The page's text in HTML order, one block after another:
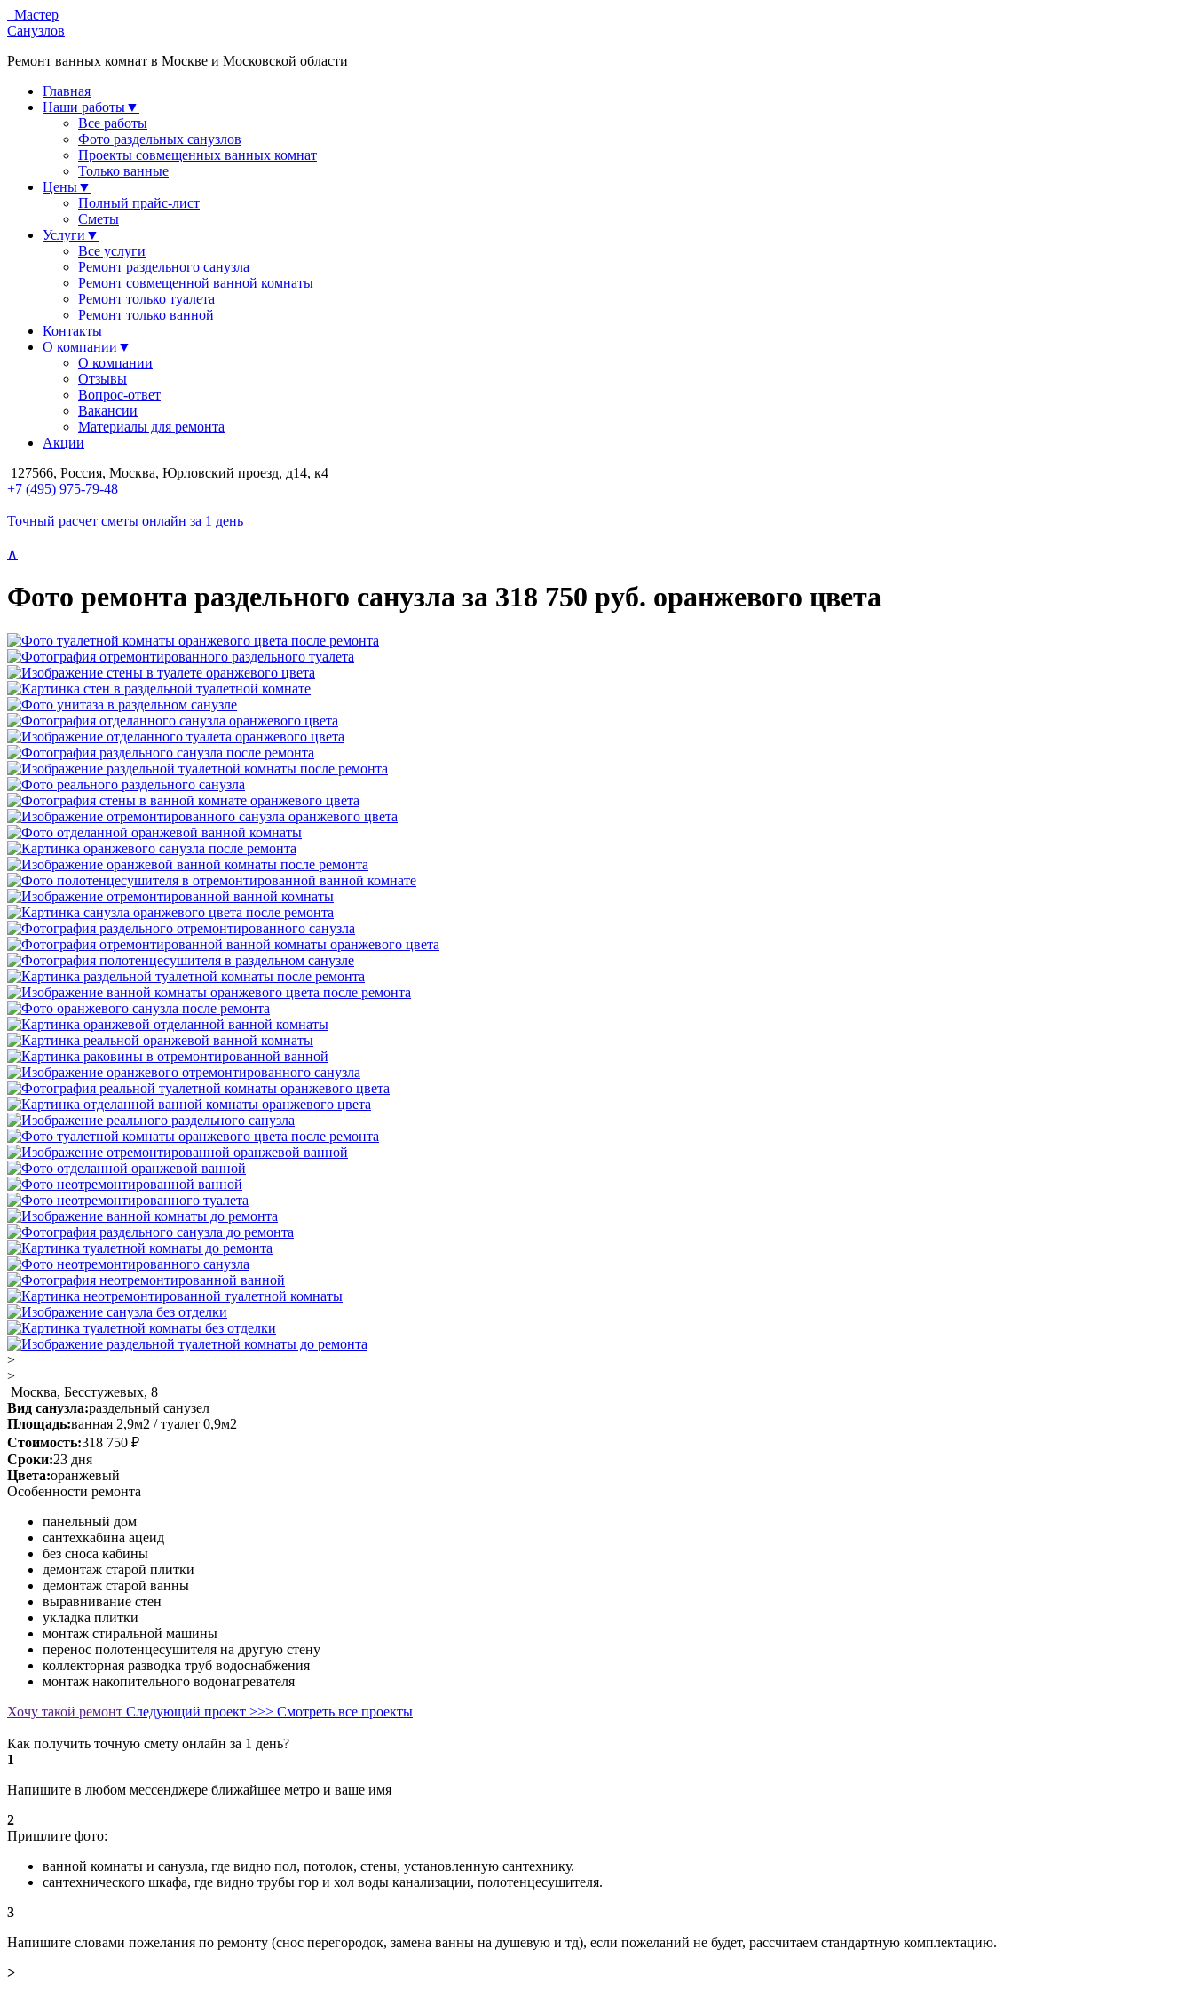
Мастер
Санузлов
Ремонт ванных комнат в Москве и Московской области
Главная
Наши работы▼
Все работы
Фото раздельных санузлов
Проекты совмещенных ванных комнат
Только ванные
Цены▼
Полный прайс-лист
Сметы
Услуги ▼
Все услуги
Ремонт раздельного санузла
Ремонт совмещенной ванной комнаты
Ремонт только туалета
Ремонт только ванной
Контакты
О компании ▼
О компании
Отзывы
Вопрос-ответ
Вакансии
Материалы для ремонта
Акции
127566, Россия, Москва, Юрловский проезд, д14, к4
+7 (495) 975-79-48
Точный расчет сметы онлайн за 1 день
∧
Фото ремонта раздельного санузла за 318 750 руб. оранжевого цвета
>
>
Москва, Бесстужевых, 8
Вид санузла:раздельный санузел
Площадь:ванная 2,9м2 / туалет 0,9м2
Стоимость:318 750 ₽
Сроки:23 дня
Цвета:оранжевый
Особенности ремонта
панельный дом
сантехкабина ацеид
без сноса кабины
демонтаж старой плитки
демонтаж старой ванны
выравнивание стен
укладка плитки
монтаж стиральной машины
перенос полотенцесушителя на другую стену
коллекторная разводка труб водоснабжения
монтаж накопительного водонагревателя
Хочу такой ремонт Следующий проект >>> Смотреть все проекты
Как получить точную смету онлайн за 1 день?
1
Напишите в любом мессенджере ближайшее метро и ваше имя
2
Пришлите фото:
ванной комнаты и санузла, где видно пол, потолок, стены, установленную сантехнику.
сантехнического шкафа, где видно трубы гор и хол воды канализации, полотенцесушителя.
3
Напишите словами пожелания по ремонту (снос перегородок, замена ванны на душевую и тд), если пожеланий не будет, рассчитаем стандартную комплектацию.
>